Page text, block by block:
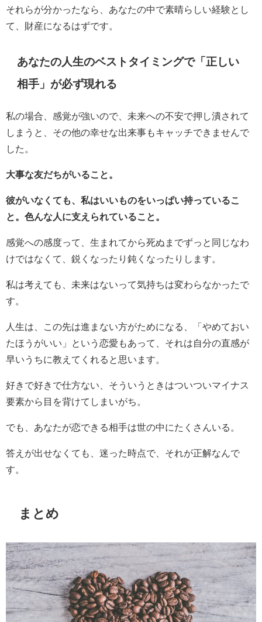
それらが分かったなら、あなたの中で素晴らしい経験とし
て、財産になるはずです。
あなたの人生のベストタイミングで「正しい
相手」が必ず現れる
私の場合、感覚が強いので、未来への不安で押し潰されて
しまうと、その他の幸せな出来事もキャッチできませんで
した。
大事な友だちがいること。
彼がいなくても、私はいいものをいっぱい持っているこ
と。色んな人に支えられていること。
感覚への感度って、生まれてから死ぬまでずっと同じなわ
けではなくて、鋭くなったり鈍くなったりします。
私は考えても、未来はないって気持ちは変わらなかったで
す。
人生は、この先は進まない方がためになる、「やめておい
たほうがいい」という恋愛もあって、それは自分の直感が
早いうちに教えてくれると思います。
好きで好きで仕方ない、そういうときはついついマイナス
要素から目を背けてしまいがち。
でも、あなたが恋できる相手は世の中にたくさんいる。
答えが出せなくても、迷った時点で、それが正解なんで
す。
まとめ